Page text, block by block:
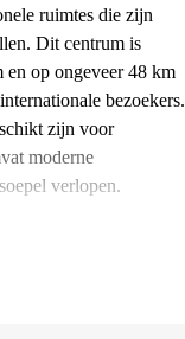
ruimtes die zijn
Dit centrum is
en op ongeveer 48 km
bezoekers.
zijn voor
moderne
verlopen.